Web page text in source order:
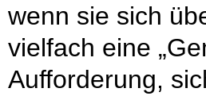
wenn sie sich
vielfach eine
Aufforderung,